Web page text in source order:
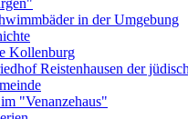
in der Umgebung
Kollenburg
Reistenhausen der
"Venanzehaus"